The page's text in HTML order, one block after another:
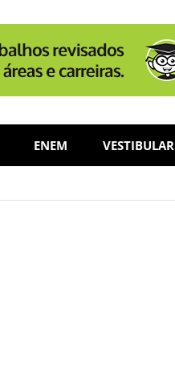
ENEM VESTIBULAR